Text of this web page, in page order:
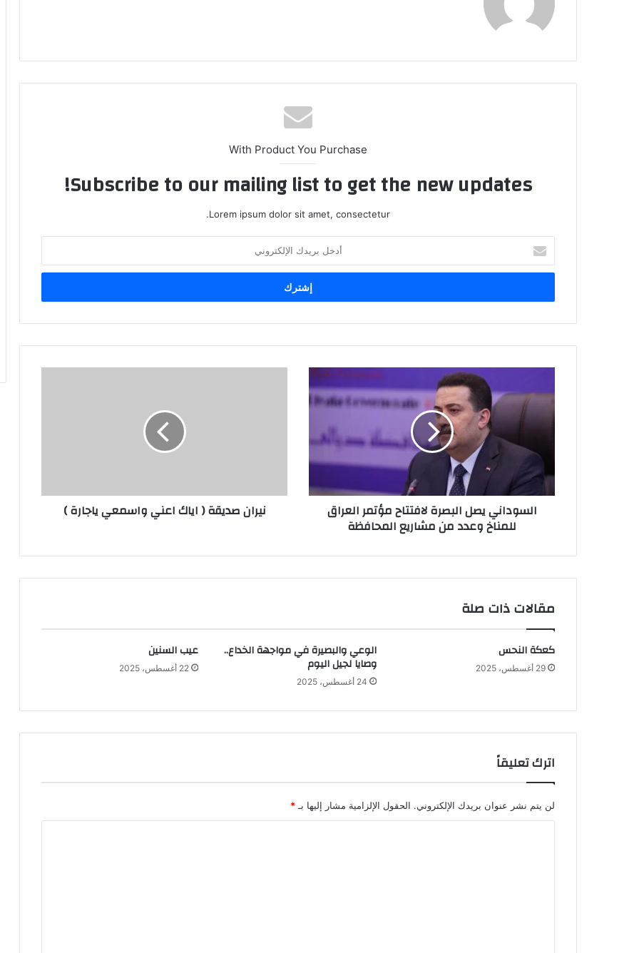
With Product You Purchase
Subscribe to our mailing list to get the new updates!
Lorem ipsum dolor sit amet, consectetur.
بريدك
الإلكتروني
البصرة
لافتتاح
العراق
وعدد
من
مشاريعالسوداني يصل البصرة لافتتاح مؤتمر العراق
للمناخ وعدد من مشاريع المحافظة
نيران صديقة ( اياك اعني واسمعي ياجارة )
مقالات ذات صلة
كعكة النحس
29 أغسطس، 2025
الوعي والبصيرة في مواجهة الخداع..
وصايا لجيل اليوم
24 أغسطس، 2025
عيب السنين
22 أغسطس، 2025
اترك تعليقاً
لن يتم نشر عنوان بريدك الإلكتروني. الحقول الإلزامية مشار إليها بـ *